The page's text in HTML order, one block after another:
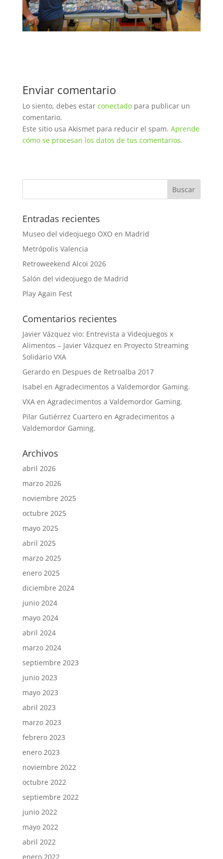
Enviar comentario
Lo siento, debes estar conectadopara publicar un
comentario.
Este sitio usa Akismet para reducir el spam. Aprende
cómo se procesan los datos de tus comentarios.
Entradas recientes
Museo del videojuego OXO en Madrid
Metrópolis Valencia
Retroweekend Alcoi 2026
Salón del videojuego de Madrid
Play Again Fest
Comentarios recientes
Javier Vázquez vio: Entrevista a Videojuegos x
Alimentos – Javier Vázquez en Proyecto Streaming
Solidario VXA
Gerardoen Despues de Retroalba 2017
Isabel en Agradecimentos a Valdemordor Gaming.
VXAen Agradecimentos a Valdemordor Gaming.
Pilar Gutiérrez Cuarteroen Agradecimentos a
Valdemordor Gaming.
Archivos
abril 2026
marzo 2026
noviembre 2025
octubre 2025
mayo 2025
abril 2025
marzo 2025
enero 2025
diciembre 2024
junio 2024
mayo 2024
abril 2024
marzo 2024
septiembre 2023
junio 2023
mayo 2023
abril 2023
marzo 2023
febrero 2023
enero 2023
noviembre 2022
octubre 2022
septiembre 2022
junio 2022
mayo 2022
abril 2022
enero 2022